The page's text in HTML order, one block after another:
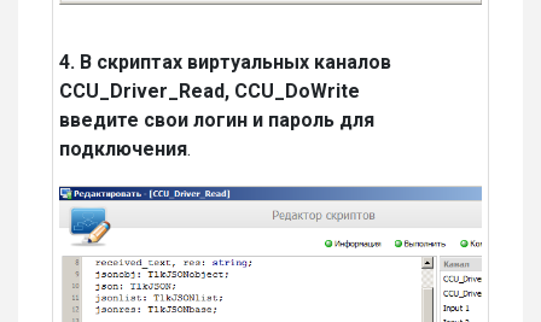
4. В скриптах виртуальных каналов
CCU_Driver_Read, CCU_DoWrite
введите свои логин и пароль для
подключения.